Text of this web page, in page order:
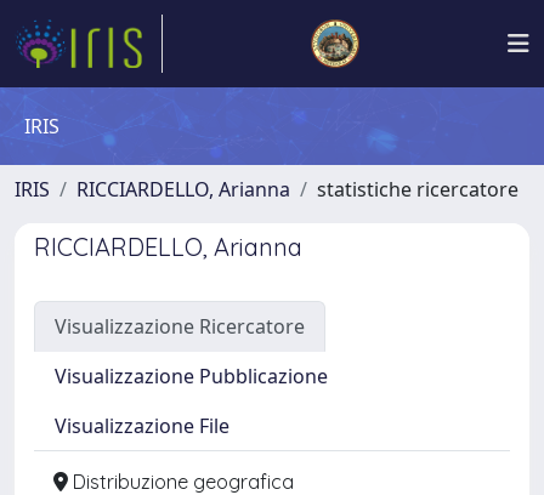
IRIS
IRIS RICCIARDELLO, Arianna statistiche ricercatore
RICCIARDELLO, Arianna
Visualizzazione Ricercatore
Visualizzazione Pubblicazione
Visualizzazione File
Distribuzione geografica